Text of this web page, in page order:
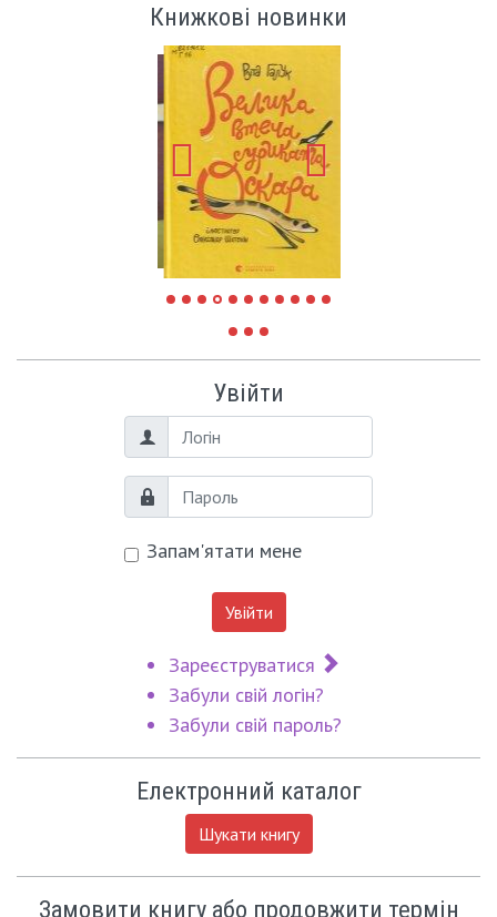
Книжкові новинки
Увійти
Логін
Пароль
Запам'ятати мене
Увійти
Зареєструватися
Забули свій логін?
Забули свій пароль?
Електронний каталог
Шукати книгу
Замовити книгу або продовжити термін